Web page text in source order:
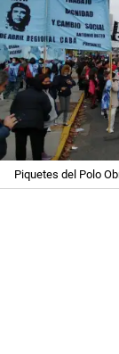
Piquetes del Polo